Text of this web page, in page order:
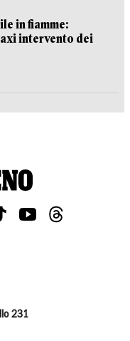
in fiamme:
intervento dei
231